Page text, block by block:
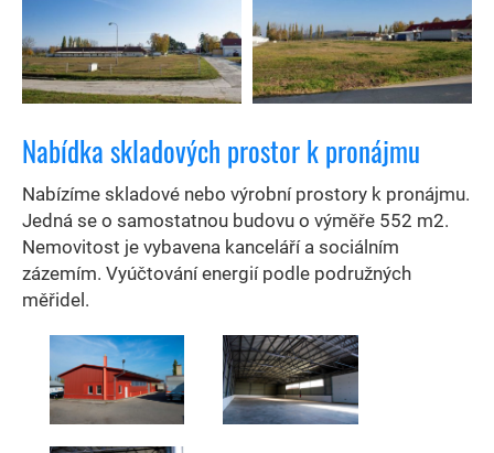
Nabídka skladových prostor k pronájmu
Nabízíme skladové nebo výrobní prostory k pronájmu.
Jedná se o samostatnou budovu o výměře 552 m2.
Nemovitost je vybavena kanceláří a sociálním
zázemím. Vyúčtování energií podle podružných
měřidel.